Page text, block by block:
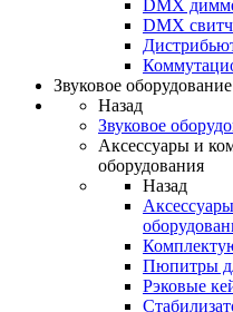
DMX
DMX
Звуковое оборудование
Назад
Звуковое
Аксессуары и
оборудования
Назад
Пюпитры
Рэковые